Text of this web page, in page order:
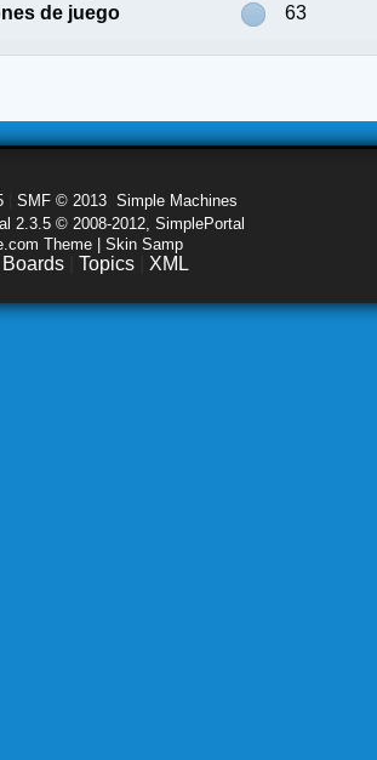
de juego
63
SMF © 2013 Simple Machines
2.3.5 © 2008-2012, SimplePortal
Theme | Skin Samp
Boards Topics XML